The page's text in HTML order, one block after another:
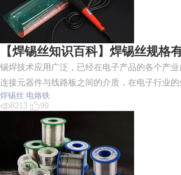
【焊锡丝知识百科】焊锡丝规格
锡焊技术应用广泛，已经在电子产品的各个产
连接元器件与线路板之间的介质，在电子行业
焊锡丝 电烙铁
8213
99